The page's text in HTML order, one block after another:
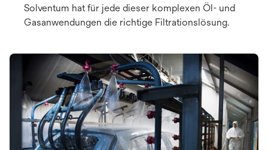
Solventum hat für jede dieser komplexen Öl- und
Gasanwendungen die richtige Filtrationslösung.